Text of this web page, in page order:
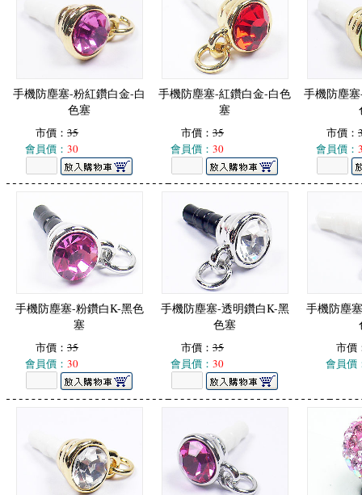
手機防塵塞-粉紅鑽白金-白
色塞
市價： 35
會員價： 30
手機防塵塞-紅鑽白金-白色
塞
市價： 35
會員價： 30
手機防塵
市價：
會員價：
手機防塵塞-粉鑽白K-黑色
塞
市價： 35
會員價： 30
手機防塵塞-透明鑽白K-黑
色塞
市價： 35
會員價： 30
手機防塵
市價
會員價